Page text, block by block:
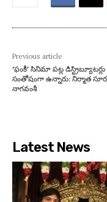
Previous article
‘ఫంకీ’ సినిమా పట్ల
సంతోషంగా ఉన్నారు: నిర్మాత
నాగవంశీ
Latest News